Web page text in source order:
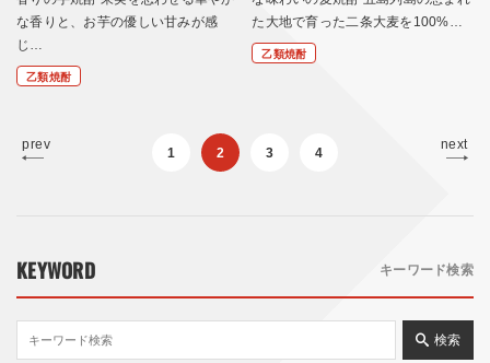
な香りと、お芋の優しい甘みが感
じ…
乙類焼酎
た大地で育った二条大麦を100%…
乙類焼酎
prev
1 2 3 4
next
KEYWORD キーワード検索
検索